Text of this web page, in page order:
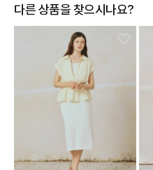
다른 상품을 찾으시나요?